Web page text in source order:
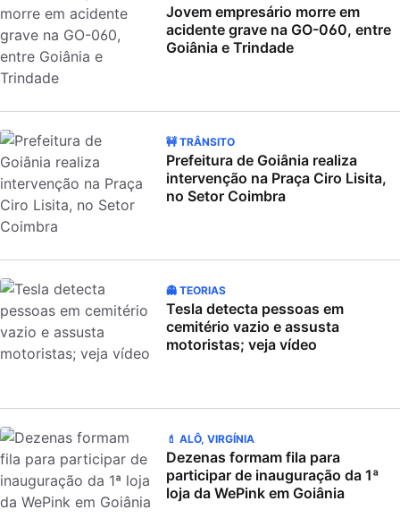
Jovem empresário morre em
acidente grave na GO-060, entre
Goiânia e Trindade
🚧 TRÂNSITO
Prefeitura de Goiânia realiza
intervenção na Praça Ciro Lisita,
no Setor Coimbra
👻 TEORIAS
Tesla detecta pessoas em
cemitério vazio e assusta
motoristas; veja vídeo
💄 ALÔ, VIRGÍNIA
Dezenas formam fila para
participar de inauguração da 1ª
loja da WePink em Goiânia